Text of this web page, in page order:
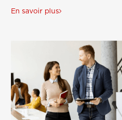
En savoir plus